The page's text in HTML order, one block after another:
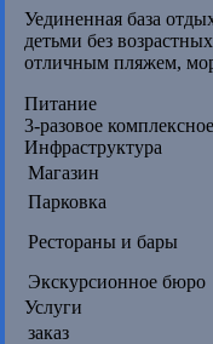
Уединенная база
детьми без
отличным пляжем,
Питание
3-разовое комплексное
Инфраструктура
Магазин
Парковка
Рестораны и бары
Экскурсионное бюро
Услуги
заказ